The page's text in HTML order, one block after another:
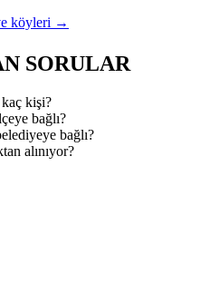
köyleri →
SORULAR
kişi?
bağlı?
bağlı?
alınıyor?